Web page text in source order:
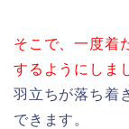
そこで、一度着
するようにしま
羽立ちが落ち着
できます。